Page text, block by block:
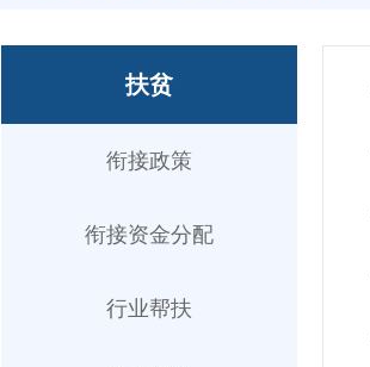
扶贫
衔接政策
衔接资金分配
行业帮扶